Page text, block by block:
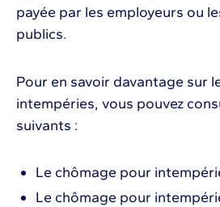
payée par les employeurs ou
publics.
Pour en savoir davantage sur
intempéries, vous pouvez
suivants :
Le chômage pour
Le chômage pour